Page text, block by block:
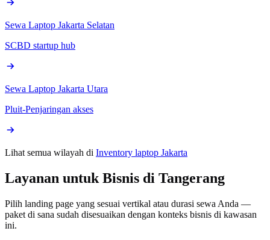
Sewa Laptop Jakarta Selatan
SCBD startup hub
Sewa Laptop Jakarta Utara
Pluit-Penjaringan akses
Lihat semua wilayah di Inventory laptop Jakarta
Layanan untuk Bisnis di Tangerang
Pilih landing page yang sesuai vertikal atau durasi sewa Anda —
paket di sana sudah disesuaikan dengan konteks bisnis di kawasan
ini.